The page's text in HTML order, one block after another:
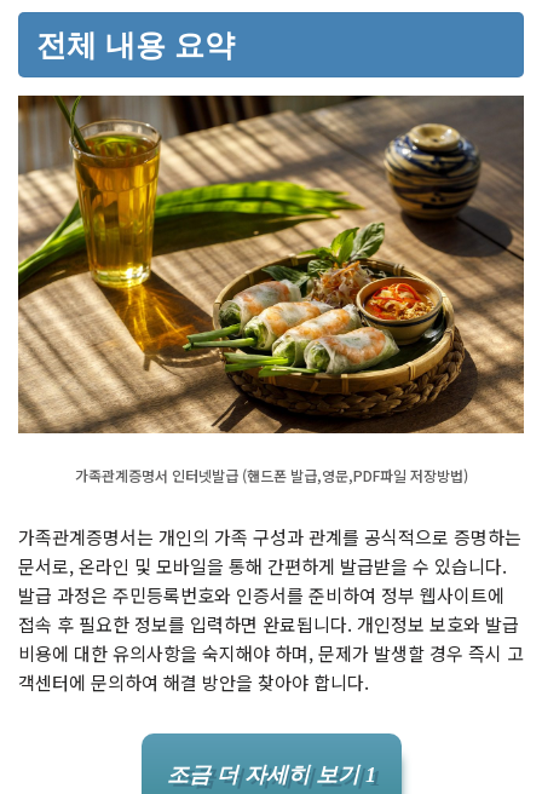
전체 내용 요약
가족관계증명서 인터넷발급 (핸드폰 발급,영문,PDF파일 저장방법)
가족관계증명서는 개인의 가족 구성과 관계를 공식적으로 증명하는
문서로, 온라인 및 모바일을 통해 간편하게 발급받을 수 있습니다.
발급 과정은 주민등록번호와 인증서를 준비하여 정부 웹사이트에
접속 후 필요한 정보를 입력하면 완료됩니다. 개인정보 보호와 발급
비용에 대한 유의사항을 숙지해야 하며, 문제가 발생할 경우 즉시 고
객센터에 문의하여 해결 방안을 찾아야 합니다.
조금 더 자세히 보기 1